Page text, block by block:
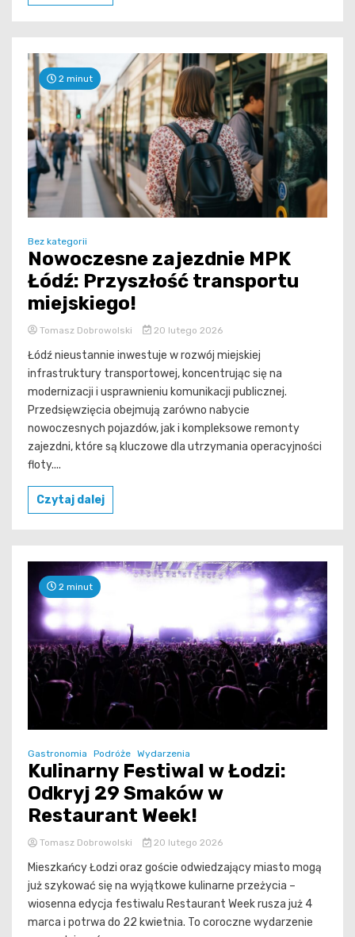
2 minut
Bez kategorii
Nowoczesne zajezdnie MPK
Łódź: Przyszłość transportu
miejskiego!
Tomasz Dobrowolski 20 lutego 2026
Łódź nieustannie inwestuje w rozwój miejskiej
infrastruktury transportowej, koncentrując się na
modernizacji i usprawnieniu komunikacji publicznej.
Przedsięwzięcia obejmują zarówno nabycie
nowoczesnych pojazdów, jak i kompleksowe remonty
zajezdni, które są kluczowe dla utrzymania operacyjności
floty....
Czytaj dalej
2 minut
Gastronomia Podróże Wydarzenia
Kulinarny Festiwal w Łodzi:
Odkryj 29 Smaków w
Restaurant Week!
Tomasz Dobrowolski 20 lutego 2026
Mieszkańcy Łodzi oraz goście odwiedzający miasto mogą
już szykować się na wyjątkowe kulinarne przeżycia –
wiosenna edycja festiwalu Restaurant Week rusza już 4
marca i potrwa do 22 kwietnia. To coroczne wydarzenie